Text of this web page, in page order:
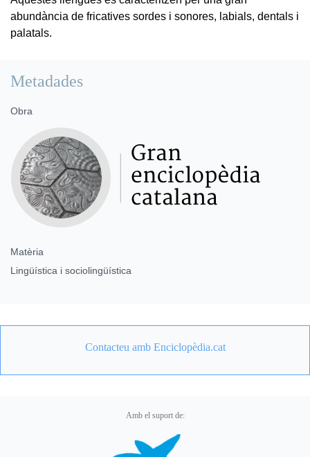
abundància de fricatives sordes i sonores, labials, dentals i
palatals.
Metadades
Obra
Matèria
Lingüística i sociolingüística
Contacteu amb Enciclopèdia.cat
Amb el suport de: